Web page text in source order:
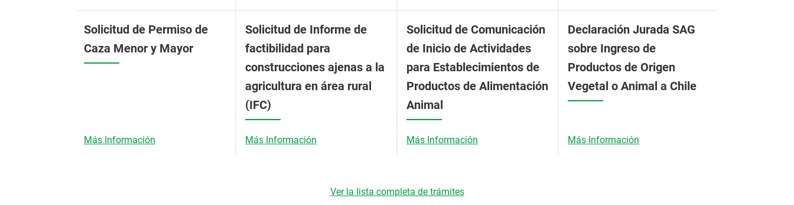
Solicitud de Permiso de
Caza Menor y Mayor
Más Información
Solicitud de Informe de
factibilidad para
construcciones ajenas a la
agricultura en área rural
(IFC)
Más Información
Solicitud de Comunicación
de Inicio de Actividades
para Establecimientos de
Productos de Alimentación
Animal
Más Información
Declaración Jurada SAG
sobre Ingreso de
Productos de Origen
Vegetal o Animal a Chile
Más Información
Ver la lista completa de trámites